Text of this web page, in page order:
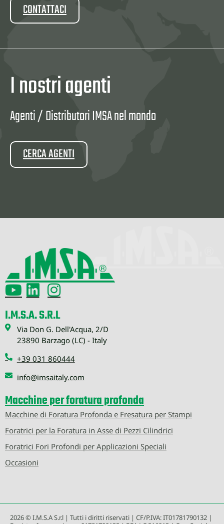
CONTATTACI
I nostri agenti
Agenti / Distributori IMSA nel mondo
CERCA AGENTI
I.M.S.A. S.R.L
Via Don G. Dell'Acqua, 2/D
23890 Barzago (LC) - Italy
+39 031 860444
info@imsaitaly.com
Macchine per foratura profonda
Macchine di Foratura Profonda e Fresatura per Stampi
Foratrici per la Foratura in Asse di Pezzi Cilindrici
Foratrici Fori Profondi per Applicazioni Speciali
Occasioni
2026 © I.M.S.A S.r.l | Tutti i diritti riservati | CF/P.IVA: IT01781790132 |